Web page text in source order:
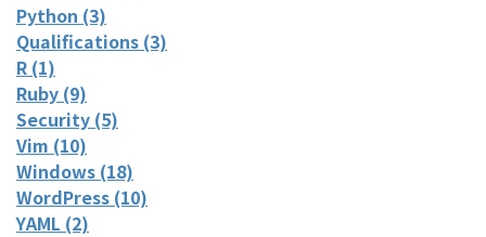
Python (3)
Qualifications (3)
R (1)
Ruby (9)
Security (5)
Vim (10)
Windows (18)
WordPress (10)
YAML (2)